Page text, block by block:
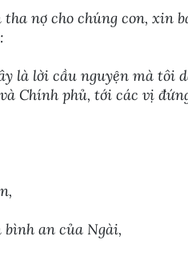
nợ cho chúng con, xin
là lời cầu nguyện mà
Chính phủ, tới các vị
an của Ngài,